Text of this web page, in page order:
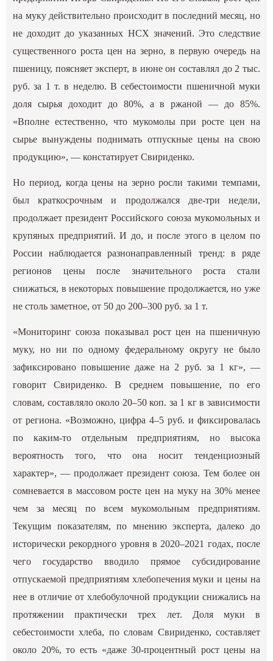
на муку действительно происходит в последний месяц, но
не доходит до указанных НСХ значений. Это следствие
существенного роста цен на зерно, в первую очередь на
пшеницу, поясняет эксперт, в июне он составлял до 2 тыс.
руб. за 1 т. в неделю. В себестоимости пшеничной муки
доля сырья доходит до 80%, а в ржаной — до 85%.
«Вполне естественно, что мукомолы при росте цен на
сырье вынуждены поднимать отпускные цены на свою
продукцию», — констатирует Свириденко.
Но период, когда цены на зерно росли такими темпами,
был краткосрочным и продолжался две-три недели,
продолжает президент Российского союза мукомольных и
крупяных предприятий. И до, и после этого в целом по
России наблюдается разнонаправленный тренд: в ряде
регионов цены после значительного роста стали
снижаться, в некоторых повышение продолжается, но уже
не столь заметное, от 50 до 200–300 руб. за 1 т.
«Мониторинг союза показывал рост цен на пшеничную
муку, но ни по одному федеральному округу не было
зафиксировано повышение даже на 2 руб. за 1 кг», —
говорит Свириденко. В среднем повышение, по его
словам, составляло около 20–50 коп. за 1 кг в зависимости
от региона. «Возможно, цифра 4–5 руб. и фиксировалась
по каким-то отдельным предприятиям, но высока
вероятность того, что она носит тенденциозный
характер», — продолжает президент союза. Тем более он
сомневается в массовом росте цен на муку на 30% менее
чем за месяц по всем мукомольным предприятиям.
Текущим показателям, по мнению эксперта, далеко до
исторически рекордного уровня в 2020–2021 годах, после
чего государство вводило прямое субсидирование
отпускаемой предприятиям хлебопечения муки и цены на
нее в отличие от хлебобулочной продукции снижались на
протяжении практически трех лет. Доля муки в
себестоимости хлеба, по словам Свириденко, составляет
около 20%, то есть «даже 30-процентный рост цены на